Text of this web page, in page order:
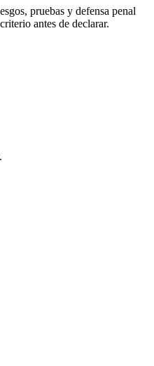
pruebas y defensa penal
antes de declarar.